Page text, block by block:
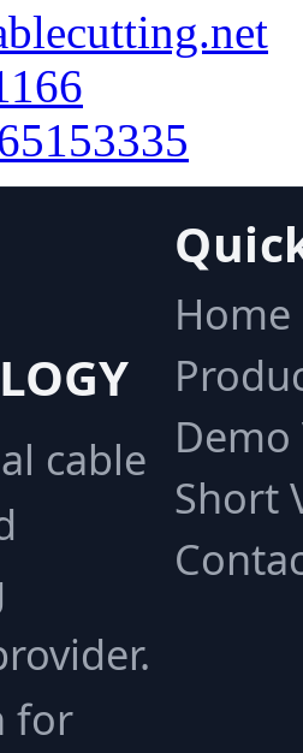
cable
for
Home
Short